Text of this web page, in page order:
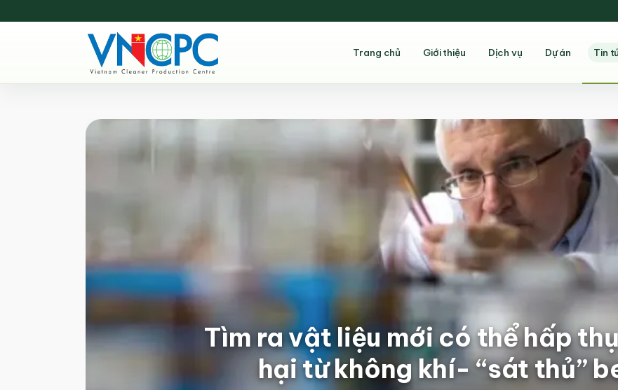
Trang chủ Giới thiệu Dịch vụ Dự án Tin
Tìm ra vật liệu mới có thể hấp
hại từ không khí- “sát thủ”